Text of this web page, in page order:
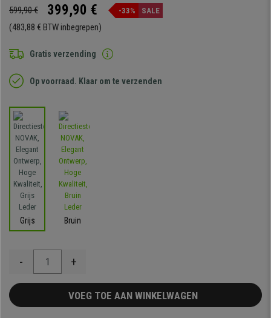
599,90 € 399,90 € -33% SALE
(483,88 € BTW inbegrepen)
Gratis verzending
Op voorraad. Klaar om te verzenden
Grijs Bruin
- +
VOEG TOE AAN WINKELWAGEN